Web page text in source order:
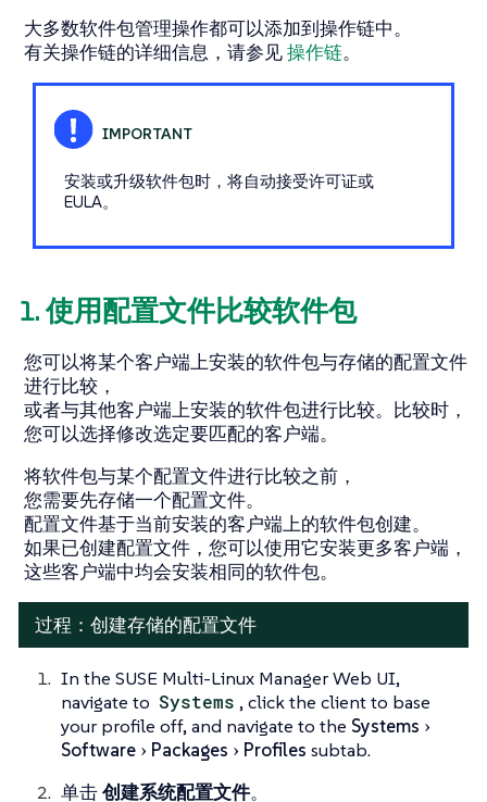
大多数软件包管理操作都可以添加到操作链中。
有关操作链的详细信息，请参见操作链。
安装或升级软件包时，将自动接受许可证或
EULA。
1. 使用配置文件比较软件包
您可以将某个客户端上安装的软件包与存储的配置文件
进行比较，
或者与其他客户端上安装的软件包进行比较。比较时，
您可以选择修改选定要匹配的客户端。
将软件包与某个配置文件进行比较之前，
您需要先存储一个配置文件。
配置文件基于当前安装的客户端上的软件包创建。
如果已创建配置文件，您可以使用它安装更多客户端，
这些客户端中均会安装相同的软件包。
过程：创建存储的配置文件
In the SUSE Multi-Linux Manager Web UI,
navigate to Systems , click the client to base
your profile off, and navigate to the Systems
Software
Packages Profiles subtab.
单击创建系统配置文件。